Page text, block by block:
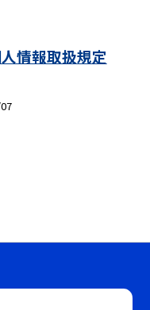
情報取扱規定